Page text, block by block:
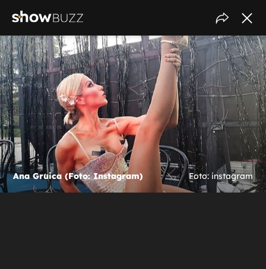
Ana Gruica (Foto: Instagram) Foto: instagram